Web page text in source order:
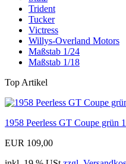
Trident
Tucker
Victress
Willys-Overland Motors
Maßstab 1/24
Maßstab 1/18
Top Artikel
1958 Peerless GT Coupe grün
EUR 109,00